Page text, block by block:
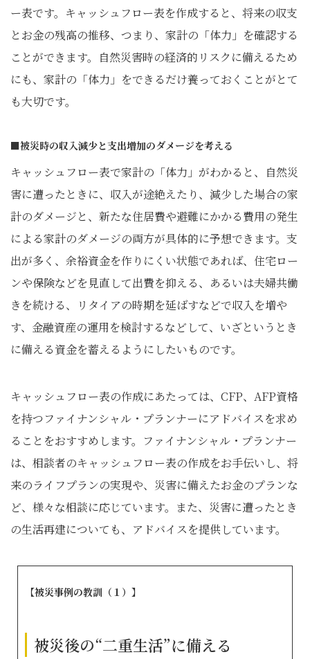
ー表です。キャッシュフロー表を作成すると、将来の収支
とお金の残高の推移、つまり、家計の「体力」を確認する
ことができます。自然災害時の経済的リスクに備えるため
にも、家計の「体力」をできるだけ養っておくことがとて
も大切です。
■被災時の収入減少と支出増加のダメージを考える
キャッシュフロー表で家計の「体力」がわかると、自然災
害に遭ったときに、収入が途絶えたり、減少した場合の家
計のダメージと、新たな住居費や避難にかかる費用の発生
による家計のダメージの両方が具体的に予想できます。支
出が多く、余裕資金を作りにくい状態であれば、住宅ロー
ンや保険などを見直して出費を抑える、あるいは夫婦共働
きを続ける、リタイアの時期を延ばすなどで収入を増や
す、金融資産の運用を検討するなどして、いざというとき
に備える資金を蓄えるようにしたいものです。
キャッシュフロー表の作成にあたっては、CFP、AFP資格
を持つファイナンシャル・プランナーにアドバイスを求め
ることをおすすめします。ファイナンシャル・プランナー
は、相談者のキャッシュフロー表の作成をお手伝いし、将
来のライフプランの実現や、災害に備えたお金のプランな
ど、様々な相談に応じています。また、災害に遭ったとき
の生活再建についても、アドバイスを提供しています。
【被災事例の教訓（１）】
被災後の“二重生活”に備える